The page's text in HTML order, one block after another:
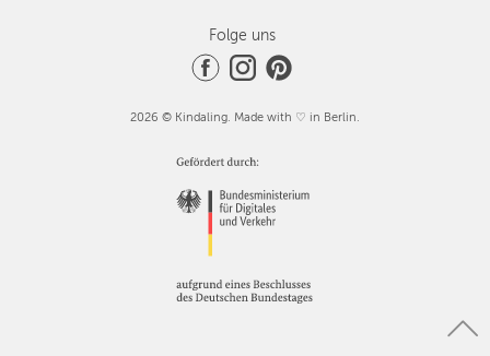
Folge uns
2026 © Kindaling. Made with ♡ in Berlin.